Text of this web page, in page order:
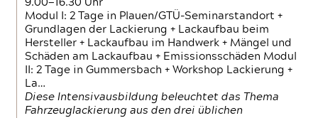
9.00—16.30 Uhr
Modul I: 2 Tage in Plauen/GTÜ-Seminarstandort +
Grundlagen der Lackierung + Lackaufbau beim
Hersteller + Lackaufbau im Handwerk + Mängel und
Schäden am Lackaufbau + Emissionsschäden Modul
II: 2 Tage in Gummersbach + Workshop Lackierung +
La…
Diese Intensivausbildung beleuchtet das Thema
Fahrzeuglackierung aus den drei üblichen